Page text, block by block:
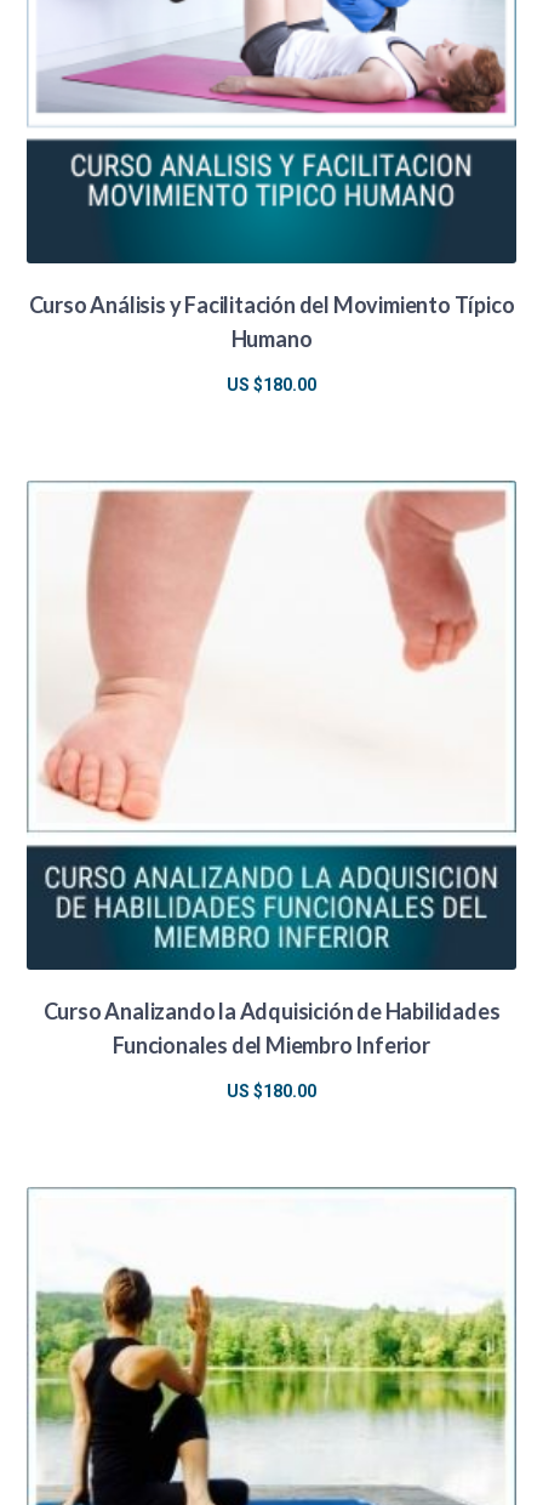
Curso Análisis y Facilitación del Movimiento Típico
Humano
US $180.00
Curso Analizando la Adquisición de Habilidades
Funcionales del Miembro Inferior
US $180.00